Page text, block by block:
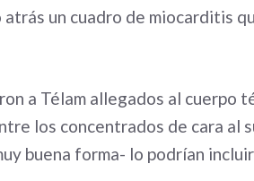
atrás un cuadro de miocarditis
a Télam allegados al cuerpo
los concentrados de cara al
buena forma- lo podrían